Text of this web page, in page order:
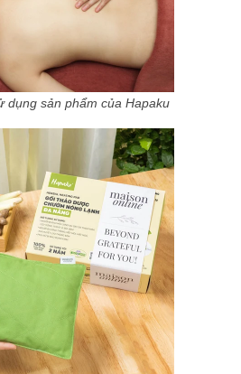
dụng sản phẩm của Hapaku